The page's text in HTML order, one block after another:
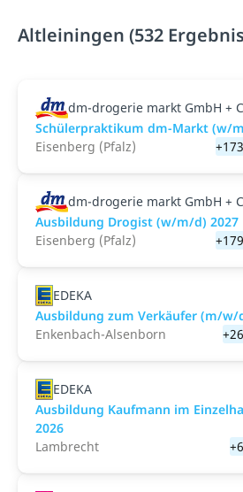
Altleiningen (532
dm-drogerie markt GmbH +
Schülerpraktikum dm-Markt (w/
Eisenberg (Pfalz)
dm-drogerie markt GmbH +
Ausbildung Drogist (w/m/d) 2027
Eisenberg (Pfalz)
EDEKA
Ausbildung zum Verkäufer (m/w/
Enkenbach-Alsenborn
EDEKA
Ausbildung Kaufmann im
2026
Lambrecht